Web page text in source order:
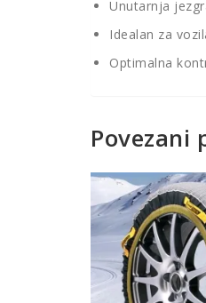
Unutarnja
Idealan za
Optimalna
Povezani